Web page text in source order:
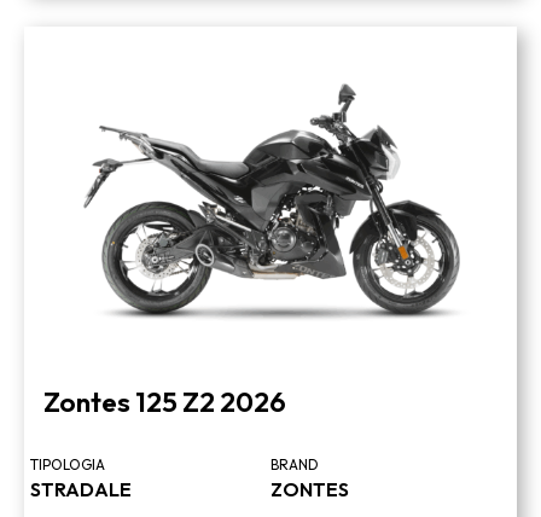
Zontes 125 Z2 2026
TIPOLOGIA
STRADALE
BRAND
ZONTES